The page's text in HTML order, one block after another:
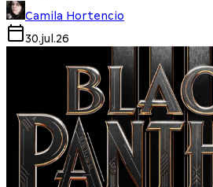
Camila Hortencio
30.jul.26